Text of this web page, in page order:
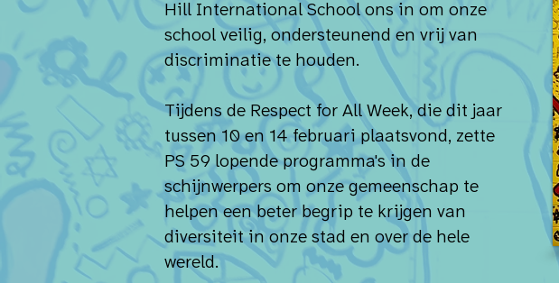
Hill International School ons in om onze
school veilig, ondersteunend en vrij van
discriminatie te houden.
Tijdens de Respect for All Week, die dit jaar
tussen 10 en 14 februari plaatsvond, zette
PS 59 lopende programma's in de
schijnwerpers om onze gemeenschap te
helpen een beter begrip te krijgen van
diversiteit in onze stad en over de hele
wereld.